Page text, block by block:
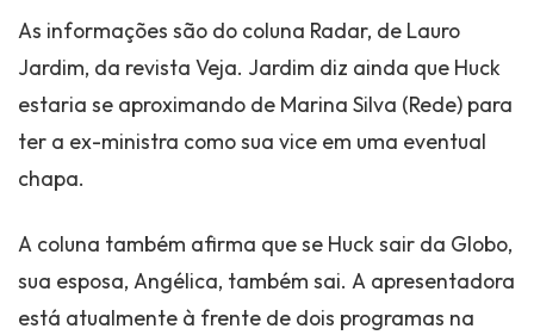
As informações são do coluna Radar, de Lauro
Jardim, da revista Veja. Jardim diz ainda que Huck
estaria se aproximando de Marina Silva (Rede) para
ter a ex-ministra como sua vice em uma eventual
chapa.
A coluna também afirma que se Huck sair da Globo,
sua esposa, Angélica, também sai. A apresentadora
está atualmente à frente de dois programas na